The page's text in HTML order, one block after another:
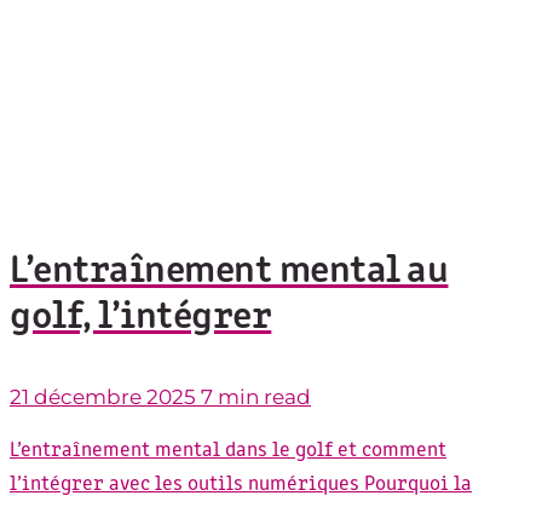
L’entraînement mental au
golf, l’intégrer
21 décembre 2025 7 min read
L’entraînement mental dans le golf et comment
l’intégrer avec les outils numériques Pourquoi la